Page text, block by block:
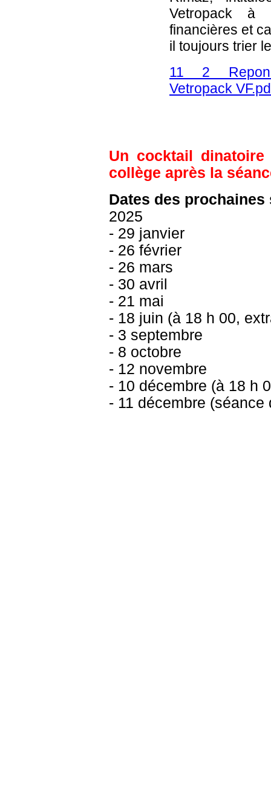
Vetropack à
financières et
il toujours trier
11 2
Vetropack
Un cocktail dinatoire
collège après la
Dates des prochaines
2025
- 29 janvier
- 26 février
- 26 mars
- 30 avril
- 21 mai
- 18 juin (à 18 h 00,
- 3 septembre
- 8 octobre
- 12 novembre
- 10 décembre (à 18 h
- 11 décembre (séance